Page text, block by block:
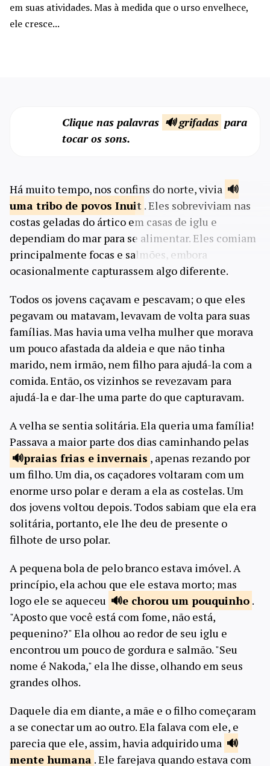
em suas atividades. Mas à medida que o urso envelhece,
ele cresce...
Clique nas palavras 🔊 grifadas para
tocar os sons.
Há muito tempo, nos confins do norte, vivia
uma tribo de povos Inuit . Eles sobreviviam nas
costas geladas do ártico em casas de iglu e
dependiam do mar para se alimentar. Eles comiam
principalmente focas e salmões, embora
ocasionalmente capturassem algo diferente.
Todos os jovens caçavam e pescavam; o que eles
pegavam ou matavam, levavam de volta para suas
famílias. Mas havia uma velha mulher que morava
um pouco afastada da aldeia e que não tinha
marido, nem irmão, nem filho para ajudá-la com a
comida. Então, os vizinhos se revezavam para
ajudá-la e dar-lhe uma parte do que capturavam.
A velha se sentia solitária. Ela queria uma família!
Passava a maior parte dos dias caminhando pelas
praias frias e invernais , apenas rezando por
um filho. Um dia, os caçadores voltaram com um
enorme urso polar e deram a ela as costelas. Um
dos jovens voltou depois. Todos sabiam que ela era
solitária, portanto, ele lhe deu de presente o
filhote de urso polar.
A pequena bola de pelo branco estava imóvel. A
princípio, ela achou que ele estava morto; mas
logo ele se aqueceu
e chorou um pouquinho .
"Aposto que você está com fome, não está,
pequenino?" Ela olhou ao redor de seu iglu e
encontrou um pouco de gordura e salmão. "Seu
nome é Nakoda," ela lhe disse, olhando em seus
grandes olhos.
Daquele dia em diante, a mãe e o filho começaram
a se conectar um ao outro. Ela falava com ele, e
parecia que ele, assim, havia adquirido uma
mente humana . Ele farejava quando estava com